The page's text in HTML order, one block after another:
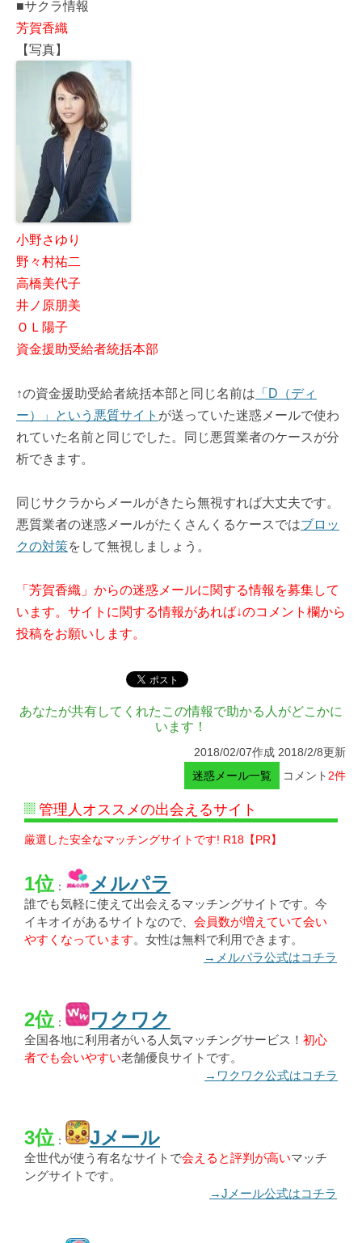
■サクラ情報
芳賀香織
【写真】
小野さゆり
野々村祐二
高橋美代子
井ノ原朋美
ＯＬ陽子
資金援助受給者統括本部
↑の資金援助受給者統括本部と同じ名前は 「D（ディ
ー）」という悪質サイト が送っていた迷惑メールで使わ
れていた名前と同じでした。同じ悪質業者のケースが分
析できます。
同じサクラからメールがきたら無視すれば大丈夫です。
悪質業者の迷惑メールがたくさんくるケースではブロッ
クの対策をして無視しましょう。
「芳賀香織」からの迷惑メールに関する情報を募集して
います。サイトに関する情報があれば↓のコメント欄から
投稿をお願いします。
あなたが共有してくれたこの情報で助かる人がどこかに
います！
2018/02/07作成 2018/2/8更新
迷惑メール一覧
コメント 2件
管理人オススメの出会えるサイト
厳選した安全なマッチングサイトです! R18【PR】
1位 ： メルパラ
誰でも気軽に使えて出会えるマッチングサイトです。今
イキオイがあるサイトなので、 会員数が増えていて会い
やすくなっています。女性は無料で利用できます。
→メルパラ公式はコチラ
2位 ： ワクワク
全国各地に利用者がいる人気マッチングサービス！ 初心
者でも会いやすい老舗優良サイトです。
→ワクワク公式はコチラ
3位 ： Jメール
全世代が使う有名なサイトで会えると評判が高いマッチ
ングサイトです。
→Jメール公式はコチラ